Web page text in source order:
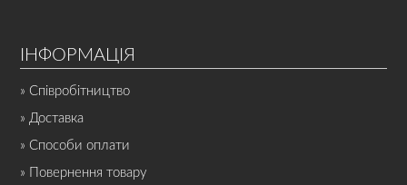
ІНФОРМАЦІЯ
» Співробітництво
» Доставка
» Способи оплати
» Повернення товару